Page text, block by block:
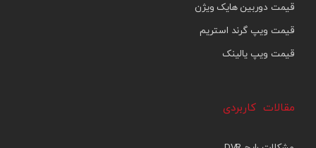
قیمت دوربین هایک ویژن
قیمت ویپ گرند استریم
قیمت ویپ یالینک
مقالات کاربردی